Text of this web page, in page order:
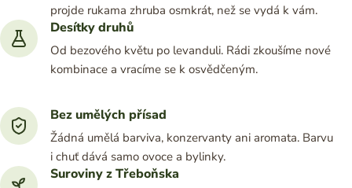
projde rukama zhruba osmkrát, než se vydá k vám.
Desítky druhů
Od bezového květu po levanduli. Rádi zkoušíme nové
kombinace a vracíme se k osvědčeným.
Bez umělých přísad
Žádná umělá barviva, konzervanty ani aromata. Barvu
i chuť dává samo ovoce a bylinky.
Suroviny z Třeboňska